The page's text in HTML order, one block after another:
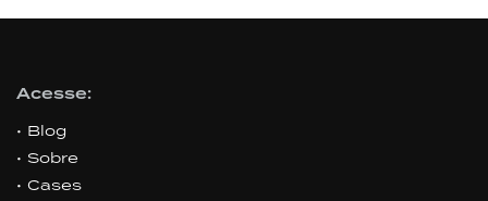
Acesse:
Blog
Sobre
Cases